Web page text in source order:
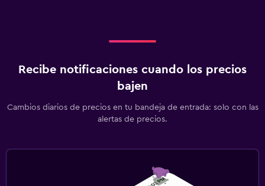
Recibe notificaciones cuando los precios
bajen
Cambios diarios de precios en tu bandeja de entrada: solo con las
alertas de precios.